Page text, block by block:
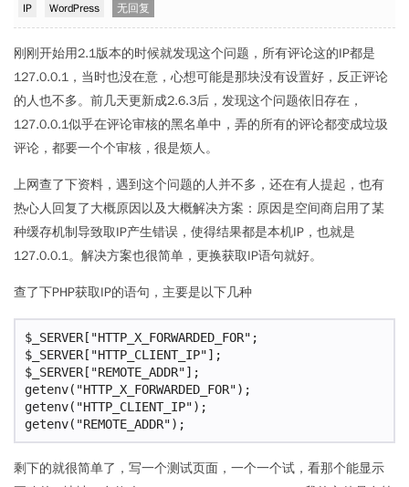
IP WordPress 无回复
刚刚开始用2.1版本的时候就发现这个问题，所有评论这的IP都是
127.0.0.1，当时也没在意，心想可能是那块没有设置好，反正评论
的人也不多。前几天更新成2.6.3后，发现这个问题依旧存在，
127.0.0.1似乎在评论审核的黑名单中，弄的所有的评论都变成垃圾
评论，都要一个个审核，很是烦人。
上网查了下资料，遇到这个问题的人并不多，还在有人提起，也有
热心人回复了大概原因以及大概解决方案：原因是空间商启用了某
种缓存机制导致取IP产生错误，使得结果都是本机IP，也就是
127.0.0.1。解决方案也很简单，更换获取IP语句就好。
查了下PHP获取IP的语句，主要是以下几种
$_SERVER["HTTP_X_FORWARDED_FOR";
$_SERVER["HTTP_CLIENT_IP"];
$_SERVER["REMOTE_ADDR"];
getenv("HTTP_X_FORWARDED_FOR");
getenv("HTTP_CLIENT_IP");
剩下的就很简单了，写一个测试页面，一个一个试，看那个能显示